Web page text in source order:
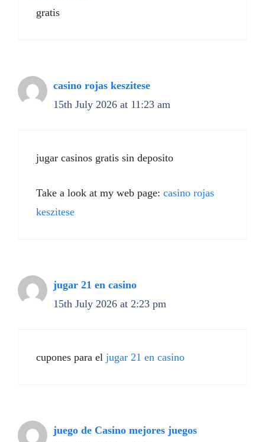
gratis
casino rojas keszitese
15th July 2026 at 11:23 am
jugar casinos gratis sin deposito
Take a look at my web page: casino rojas
keszitese
jugar 21 en casino
15th July 2026 at 2:23 pm
cupones para el jugar 21 en casino
juego de Casino mejores juegos